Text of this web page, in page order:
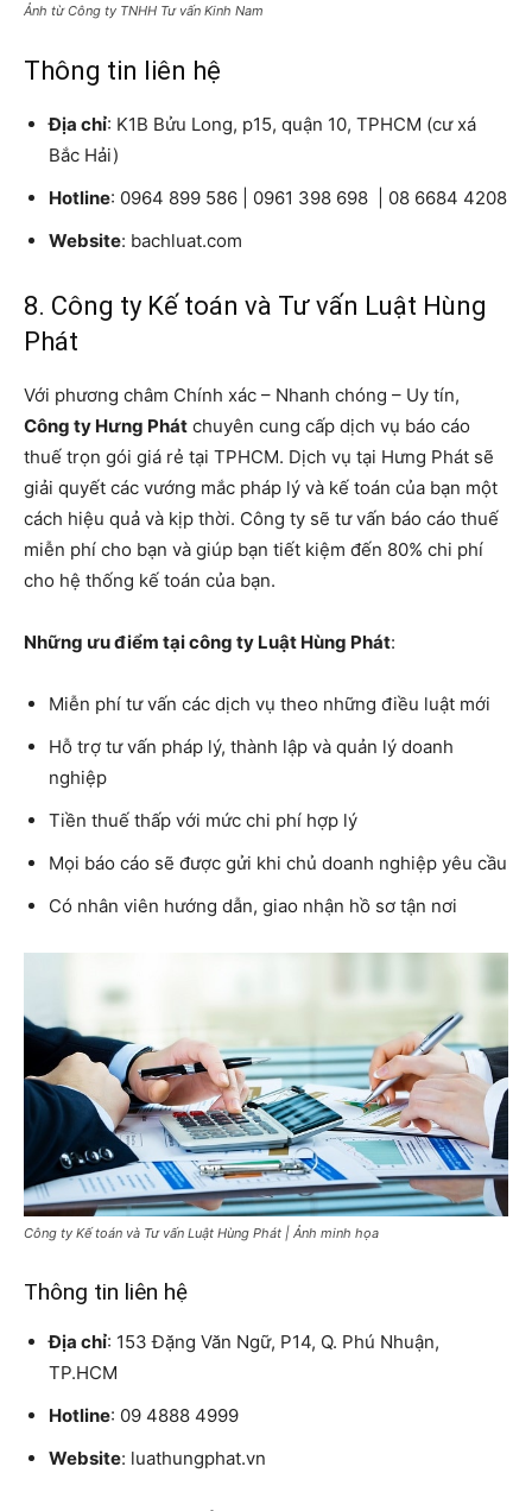
Ảnh từ Công ty TNHH Tư vấn Kinh Nam
Thông tin liên hệ
Địa chỉ: K1B Bửu Long, p15, quận 10, TPHCM (cư xá
Bắc Hải)
Hotline: 0964 899 586 | 0961 398 698 | 08 6684 4208
Website: bachluat.com
8. Công ty Kế toán và Tư vấn Luật Hùng
Phát
Với phương châm Chính xác – Nhanh chóng – Uy tín,
Công ty Hưng Phát chuyên cung cấp dịch vụ báo cáo
thuế trọn gói giá rẻ tại TPHCM. Dịch vụ tại Hưng Phát sẽ
giải quyết các vướng mắc pháp lý và kế toán của bạn một
cách hiệu quả và kịp thời. Công ty sẽ tư vấn báo cáo thuế
miễn phí cho bạn và giúp bạn tiết kiệm đến 80% chi phí
cho hệ thống kế toán của bạn.
Những ưu điểm tại công ty Luật Hùng Phát:
Miễn phí tư vấn các dịch vụ theo những điều luật mới
Hỗ trợ tư vấn pháp lý, thành lập và quản lý doanh
nghiệp
Tiền thuế thấp với mức chi phí hợp lý
Mọi báo cáo sẽ được gửi khi chủ doanh nghiệp yêu cầu
Có nhân viên hướng dẫn, giao nhận hồ sơ tận nơi
Công ty Kế toán và Tư vấn Luật Hùng Phát | Ảnh minh họa
Thông tin liên hệ
Địa chỉ: 153 Đặng Văn Ngữ, P14, Q. Phú Nhuận,
TP.HCM
Hotline: 09 4888 4999
Website: luathungphat.vn